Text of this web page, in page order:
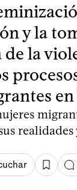
y la
la
realidades